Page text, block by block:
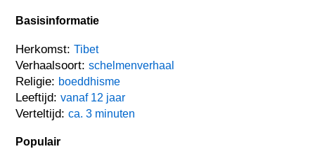
Basisinformatie
Herkomst:Tibet
Verhaalsoort:schelmenverhaal
Religie: boeddhisme
Leeftijd:vanaf 12 jaar
Verteltijd:ca. 3 minuten
Populair